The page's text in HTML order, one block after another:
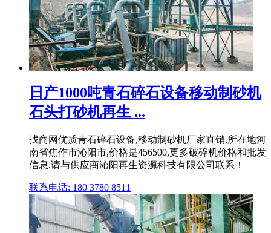
日产1000吨青石碎石设备移动制砂机
石头打砂机再生 ...
找商网优质青石碎石设备,移动制砂机厂家直销,所在地河
南省焦作市沁阳市,价格是456500,更多破碎机价格和批发
信息,请与供应商沁阳再生资源科技有限公司联系！
联系电话: 180 3780 8511